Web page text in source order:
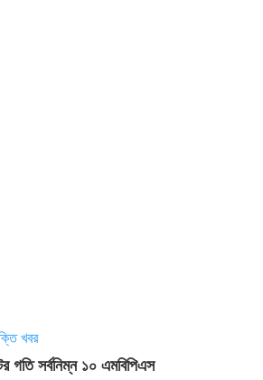
খবর
গতি সর্বনিম্ন ১০ এমবিপিএস